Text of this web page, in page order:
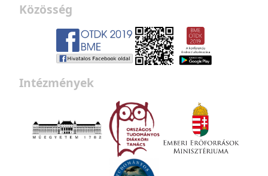
Közösség
Intézmények